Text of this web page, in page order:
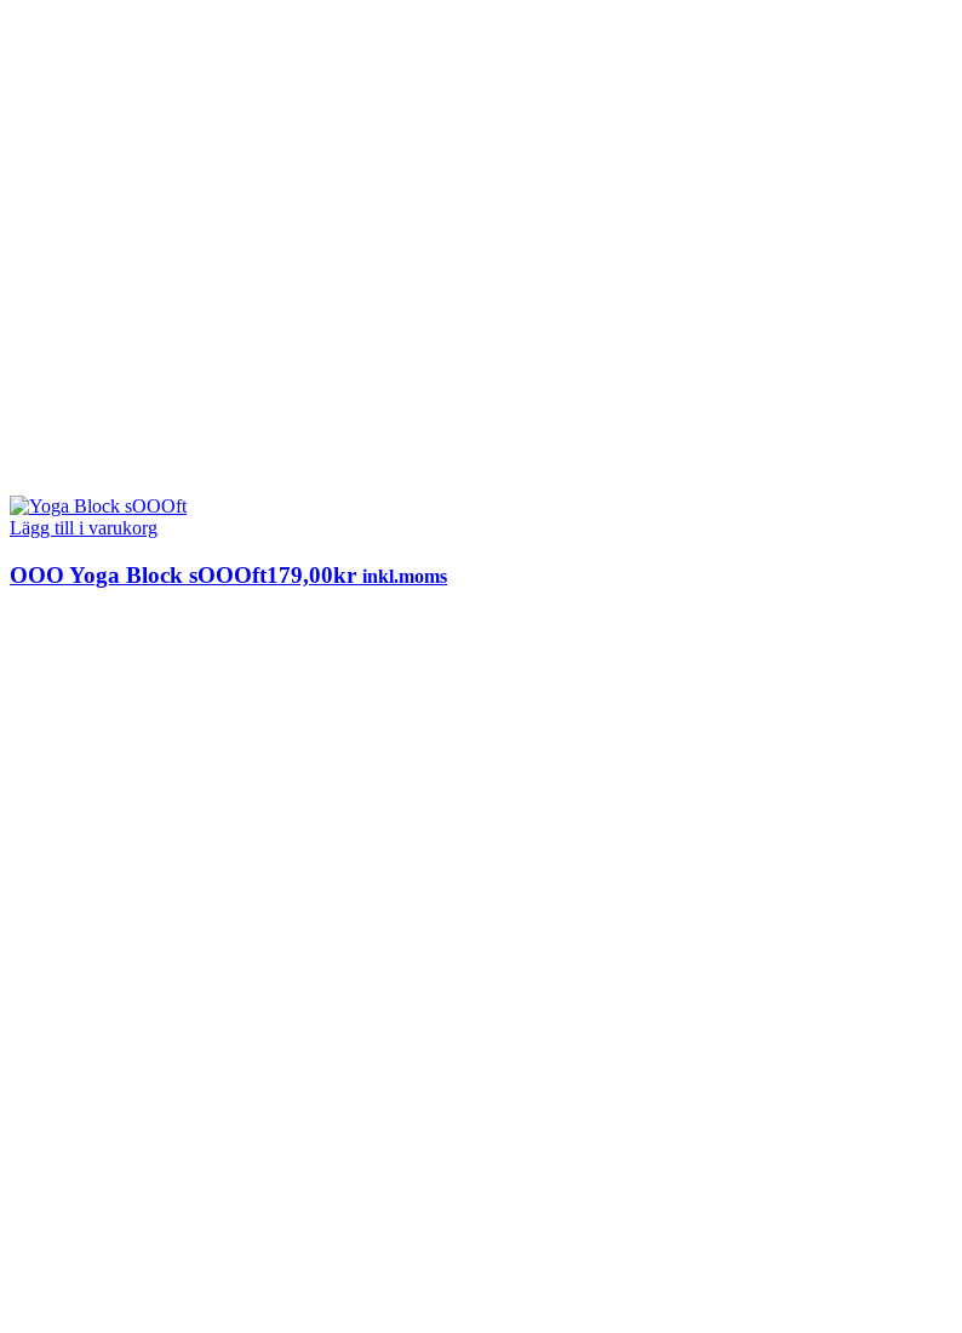
Lägg till i varukorg
OOO Yoga Block sOOOft179,00kr inkl.moms